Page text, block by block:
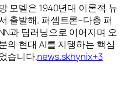
모델은 1940년대 이론적 뉴
출발해, 퍼셉트론–다층 퍼
과 딥러닝으로 이어지며 오
의 현대 AI를 지탱하는 핵심
습니다.news.skhynix+3